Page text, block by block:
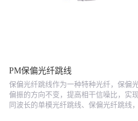
PM保偏光纤跳线
保偏光纤跳线作为一种特种光纤，保偏
偏振的方向不变，提高相干信噪比，实
同波长的单模光纤跳线、保偏光纤跳线